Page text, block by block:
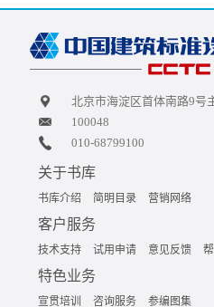
北京市海淀区首体南路9号
100048
010-68799100
关于书库
书库介绍 简明目录 营销网络
客户服务
技术支持 试用申请 意见反馈
特色业务
宣贯培训 咨询服务 参编图集